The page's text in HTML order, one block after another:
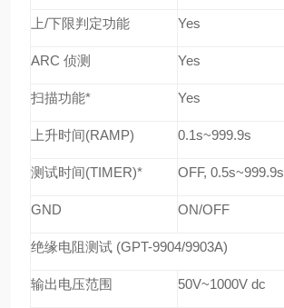
上/下限判定功能 Yes
ARC 侦测 Yes
扫描功能* Yes
上升时间(RAMP) 0.1s~999.9s
测试时间(TIMER)* OFF, 0.5s~999.9s
GND ON/OFF
绝缘电阻测试(GPT-9904/9903A)
输出电压范围 50V~1000V dc